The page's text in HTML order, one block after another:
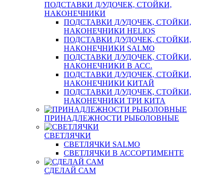
ПОДСТАВКИ Д/УДОЧЕК, СТОЙКИ,
НАКОНЕЧНИКИ
ПОДСТАВКИ Д/УДОЧЕК, СТОЙКИ,
НАКОНЕЧНИКИ HELIOS
ПОДСТАВКИ Д/УДОЧЕК, СТОЙКИ,
НАКОНЕЧНИКИ SALMO
ПОДСТАВКИ Д/УДОЧЕК, СТОЙКИ,
НАКОНЕЧНИКИ В АСС.
ПОДСТАВКИ Д/УДОЧЕК, СТОЙКИ,
НАКОНЕЧНИКИ КИТАЙ
ПОДСТАВКИ Д/УДОЧЕК, СТОЙКИ,
НАКОНЕЧНИКИ ТРИ КИТА
ПРИНАДЛЕЖНОСТИ РЫБОЛОВНЫЕ
СВЕТЛЯЧКИ
СВЕТЛЯЧКИ SALMO
СВЕТЛЯЧКИ В АССОРТИМЕНТЕ
СДЕЛАЙ САМ